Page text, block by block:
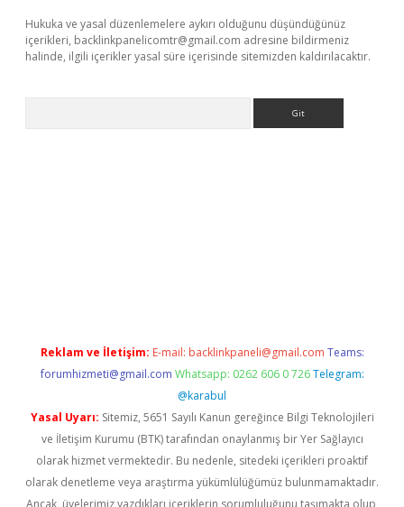
Hukuka ve yasal düzenlemelere aykırı olduğunu düşündüğünüz
içerikleri, backlinkpanelicomtr@gmail.com adresine bildirmeniz
halinde, ilgili içerikler yasal süre içerisinde sitemizden kaldırılacaktır.
Reklam ve İletişim: E-mail: backlinkpaneli@gmail.com Teams:
forumhizmeti@gmail.com Whatsapp: 0262 606 0 726 Telegram:
@karabul
Yasal Uyarı: Sitemiz, 5651 Sayılı Kanun gereğince Bilgi Teknolojileri
ve İletişim Kurumu (BTK) tarafından onaylanmış bir Yer Sağlayıcı
olarak hizmet vermektedir. Bu nedenle, sitedeki içerikleri proaktif
olarak denetleme veya araştırma yükümlülüğümüz bulunmamaktadır.
Ancak, üyelerimiz yazdıkları içeriklerin sorumluluğunu taşımakta olup,